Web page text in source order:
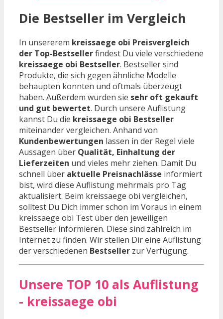
Die Bestseller im Vergleich
In unsererem kreissaege obi Preisvergleich
der Top-Bestsellerfindest Du viele verschiedene
kreissaege obi Bestseller. Bestseller sind
Produkte, die sich gegen ähnliche Modelle
behaupten konnten und oftmals überzeugt
haben. Außerdem wurden sie sehr oft gekauft
und gut bewertet. Durch unsere Auflistung
kannst Du die kreissaege obi Bestseller
miteinander vergleichen. Anhand von
Kundenbewertungen lassen in der Regel viele
Aussagen über Qualität, Einhaltung der
Lieferzeiten und vieles mehr ziehen. Damit Du
schnell über aktuelle Preisnachlässe informiert
bist, wird diese Auflistung mehrmals pro Tag
aktualisiert. Beim kreissaege obi vergleichen,
solltest Du Dich immer schon im Voraus in einem
kreissaege obi Test über den jeweiligen
Bestseller informieren. Diese sind zahlreich im
Internet zu finden. Wir stellen Dir eine Auflistung
der verschiedenen Bestseller zur Verfügung.
Unsere TOP 10 als Auflistung
- kreissaege obi